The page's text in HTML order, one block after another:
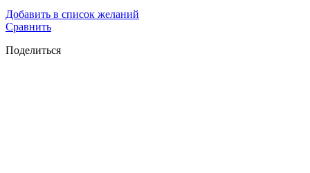
Добавить в список желаний
Сравнить
Поделиться